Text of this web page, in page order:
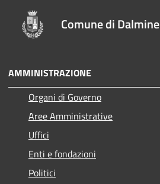
Comune di Dalmine
AMMINISTRAZIONE
Organi di Governo
Aree Amministrative
Uffici
Enti e fondazioni
Politici